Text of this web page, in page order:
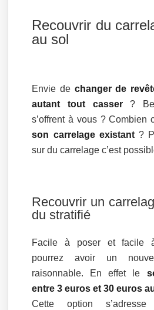
Recouvrir du
au sol
Envie de changer de
autant tout casser?
s’offrent à vous ? Combien
son carrelage existant?
sur du carrelage c’est
Recouvrir un
du stratifié
Facile à poser et facile
pourrez avoir un
raisonnable. En effet le
entre 3 euros et 30 euros
Cette option